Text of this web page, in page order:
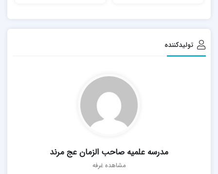
تولیدکننده
مدرسه علمیه صاحب الزمان عج مرند
مشاهده غرفه